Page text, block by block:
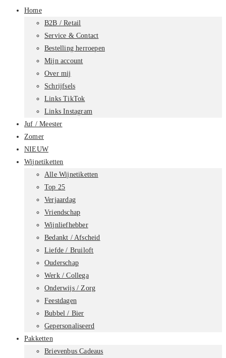
Home
B2B / Retail
Service & Contact
Bestelling herroepen
Mijn account
Over mij
Schrijfsels
Links TikTok
Links Instagram
Juf / Meester
Zomer
NIEUW
Wijnetiketten
Alle Wijnetiketten
Top 25
Verjaardag
Vriendschap
Wijnliefhebber
Bedankt / Afscheid
Liefde / Bruiloft
Ouderschap
Werk / Collega
Onderwijs / Zorg
Feestdagen
Bubbel / Bier
Gepersonaliseerd
Pakketten
Brievenbus Cadeaus